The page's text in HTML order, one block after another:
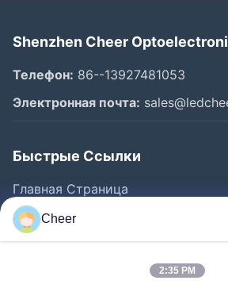
Shenzhen Cheer
Телефон: 86--13927481053
Электронная почта:
Быстрые Ссылки
Главная Страница
Продукция
О Компании
Cheer
2:35 PM